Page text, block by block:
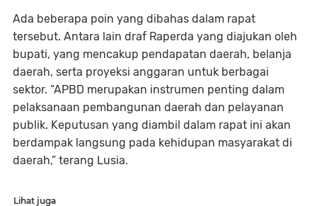
Ada beberapa poin yang dibahas dalam rapat
tersebut. Antara lain draf Raperda yang diajukan oleh
bupati, yang mencakup pendapatan daerah, belanja
daerah, serta proyeksi anggaran untuk berbagai
sektor. “APBD merupakan instrumen penting dalam
pelaksanaan pembangunan daerah dan pelayanan
publik. Keputusan yang diambil dalam rapat ini akan
berdampak langsung pada kehidupan masyarakat di
daerah,” terang Lusia.
Lihat juga